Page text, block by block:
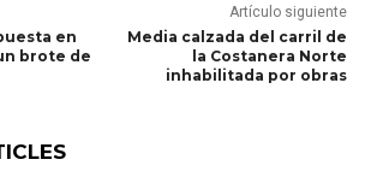
en
brote de
Artículo siguiente
Media calzada del carril de
la Costanera Norte
inhabilitada por obras